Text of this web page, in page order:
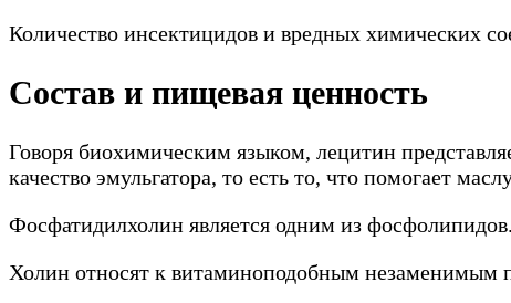
Количество инсектицидов и вредных химических
Состав и пищевая ценность
Говоря биохимическим языком, лецитин
качество эмульгатора, то есть то, что помогает
Фосфатидилхолин является одним из
Холин относят к витаминоподобным незаменимым